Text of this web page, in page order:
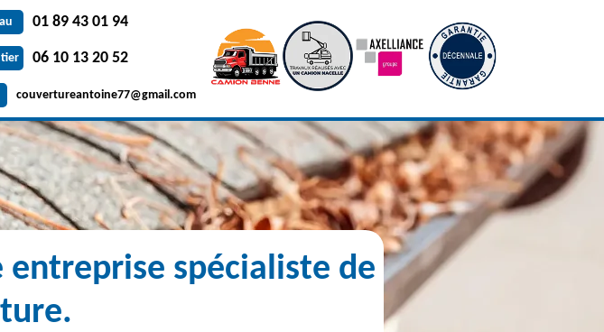
01 89 43 01 94
06 10 13 20 52
couvertureantoine77@gmail.com
spécialiste de